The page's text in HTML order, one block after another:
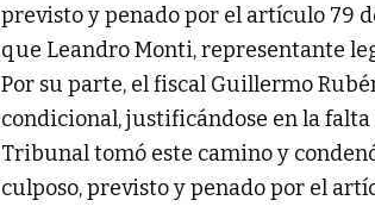
previsto y penado por el artículo 79
que Leandro Monti, representante
Por su parte, el fiscal Guillermo
condicional, justificándose en la
Tribunal tomó este camino y
culposo, previsto y penado por el